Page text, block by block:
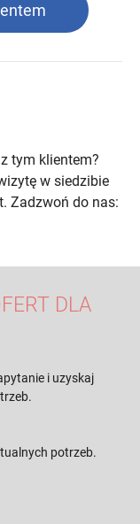
tym klientem?
w siedzibie
Zadzwoń do nas:
DLA
i uzyskaj
potrzeb.